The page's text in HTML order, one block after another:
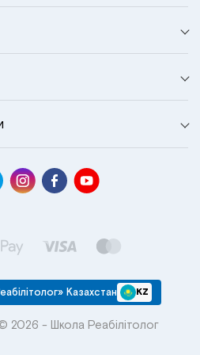
Казахстан KZ
2026 - Школа Реабілітолог